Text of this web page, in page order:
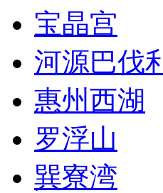
宝晶宫
河源巴伐
惠州西湖
罗浮山
巽寮湾